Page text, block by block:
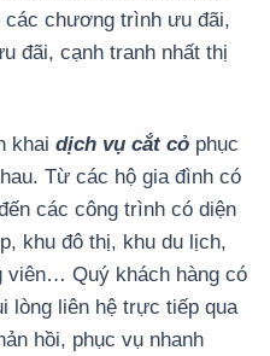
các chương trình ưu đãi,
đãi, cạnh tranh nhất thị
khai dịch vụ cắt cỏ phục
Từ các hộ gia đình có
các công trình có diện
khu đô thị, khu du lịch,
viên… Quý khách hàng có
lòng liên hệ trực tiếp qua
hồi, phục vụ nhanh